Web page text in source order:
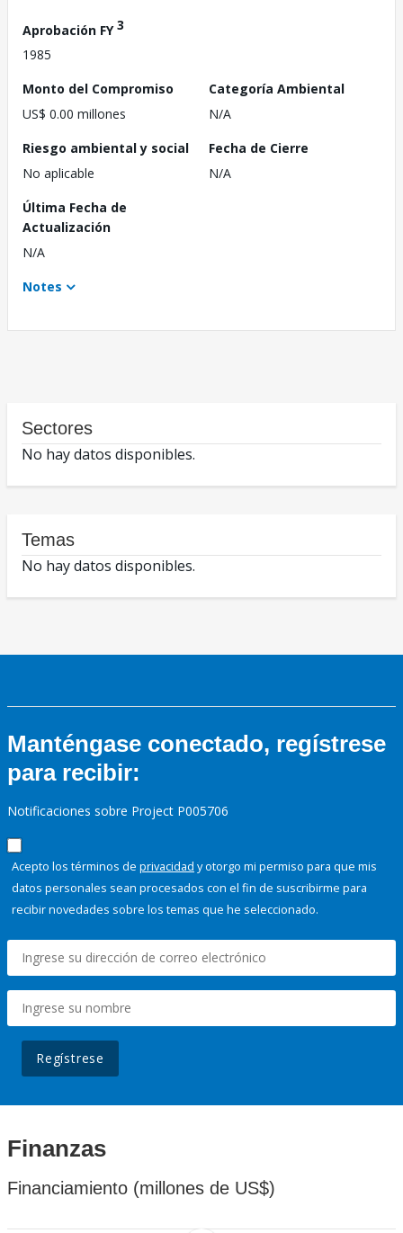
Aprobación FY3
1985
Monto del Compromiso
US$ 0.00 millones
Categoría Ambiental
N/A
Riesgo ambiental y social
No aplicable
Fecha de Cierre
N/A
Última Fecha de
Actualización
N/A
Notes
Sectores
No hay datos disponibles.
Temas
No hay datos disponibles.
Manténgase conectado, regístrese
para recibir:
Notificaciones sobre Project P005706
Acepto los términos de privacidad y otorgo mi permiso para que mis
datos personales sean procesados con el fin de suscribirme para
recibir novedades sobre los temas que he seleccionado.
Regístrese
Finanzas
Financiamiento (millones de US$)